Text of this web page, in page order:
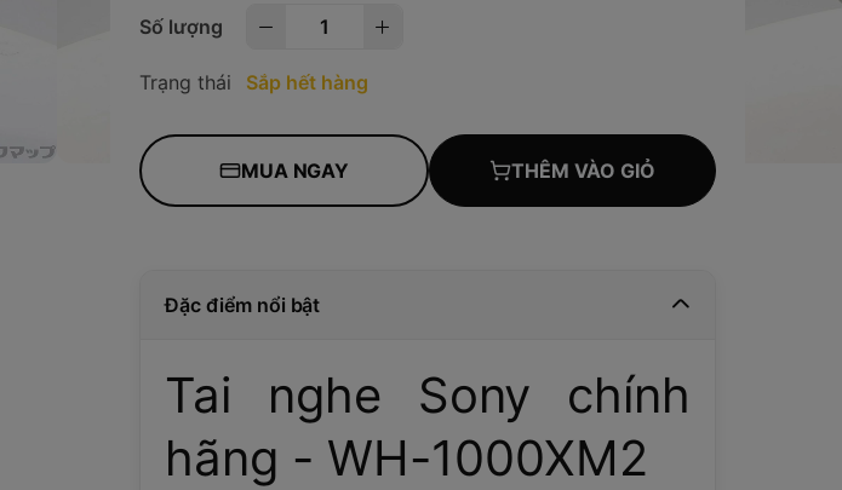
Số lượng
Trạng thái Sắp hết hàng
MUA NGAY THÊM VÀO GIỎ
Đặc điểm nổi bật
Tai nghe Sony chính
hãng - WH-1000XM2